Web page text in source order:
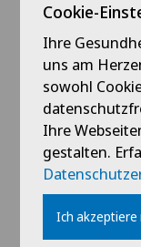
Ärztezentrum
Nadja
Profil
Cookie-
Ihre
uns am
sowohl
Ihre
gestalten.
Ich akzeptiere